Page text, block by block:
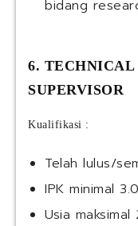
bidang
6.
SUPERVISOR
Kualifikasi :
Telah lulus/
IPK minimal
Usia